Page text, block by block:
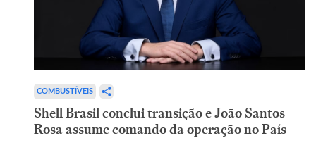
COMBUSTÍVEIS
Shell Brasil conclui transição e João Santos
Rosa assume comando da operação no País